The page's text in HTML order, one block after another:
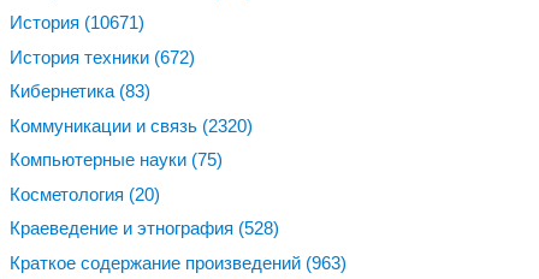
История (10671)
История техники (672)
Кибернетика (83)
Коммуникации и связь (2320)
Компьютерные науки (75)
Косметология (20)
Краеведение и этнография (528)
Краткое содержание произведений (963)